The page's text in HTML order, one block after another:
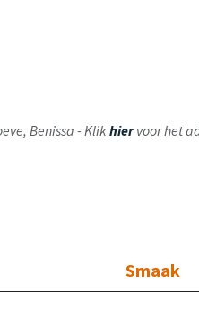
Benissa - Klikhiervoor het
Smaak